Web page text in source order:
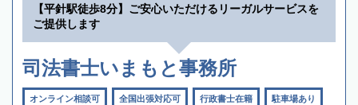
【平針駅徒歩8分】ご安心いただけるリーガルサービスを
ご提供します
司法書士いまもと事務所
オンライン相談可 全国出張対応可 行政書士在籍 駐車場あり